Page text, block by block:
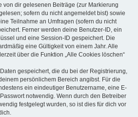
von dir gelesenen Beiträge (zur Markierung
sofern du nicht angemeldet bist) sowie
Teilnahme an Umfragen (sofern du nicht
Ferner werden deine Benutzer-ID, ein
und eine Session-ID gespeichert. Die
eine Gültigkeit von einem Jahr. Alle
über die Funktion „Alle Cookies löschen“
gespeichert, die du bei der Registrierung,
persönlichem Bereich angibst. Für die
ein eindeutiger Benutzername, eine E-
notwendig. Wenn durch den Betreiber
festgelegt wurden, so ist dies für dich vor